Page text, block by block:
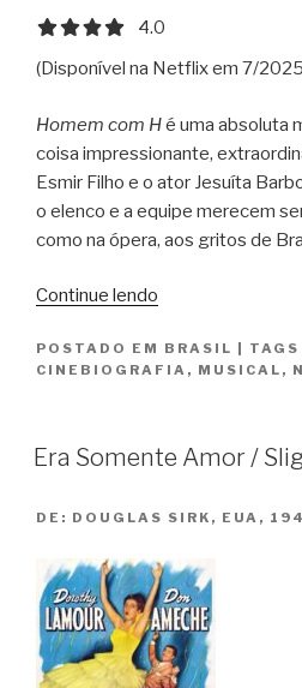
4.0 out of 5.0 stars
4.0
(Disponível na Netflix em 7/
Homem com Hé uma absoluta
coisa impressionante,
Esmir Filho e o ator Jesuíta
o elenco e a equipe merecem
como na ópera, aos gritos de
Continue lendo
H”
POSTADO EM BRASIL | TAGS
CINEBIOGRAFIA , MUSICAL ,
Era Somente Amor /
DE: DOUGLAS SIRK, EUA,